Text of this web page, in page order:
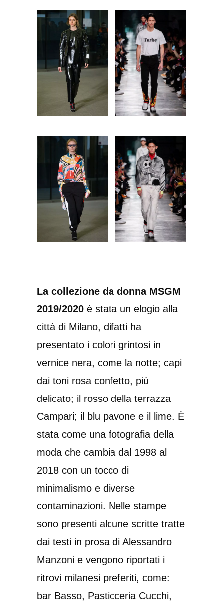
La collezione da donna MSGM
2019/2020 è stata un elogio alla
città di Milano, difatti ha
presentato i colori grintosi in
vernice nera, come la notte; capi
dai toni rosa confetto, più
delicato; il rosso della terrazza
Campari; il blu pavone e il lime. È
stata come una fotografia della
moda che cambia dal 1998 al
2018 con un tocco di
minimalismo e diverse
contaminazioni. Nelle stampe
sono presenti alcune scritte tratte
dai testi in prosa di Alessandro
Manzoni e vengono riportati i
ritrovi milanesi preferiti, come:
bar Basso, Pasticceria Cucchi,